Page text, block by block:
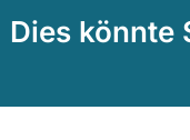
Dies könnte